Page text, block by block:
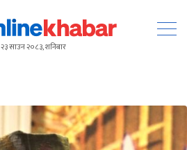
२३ साउन २०८३, शनिबार